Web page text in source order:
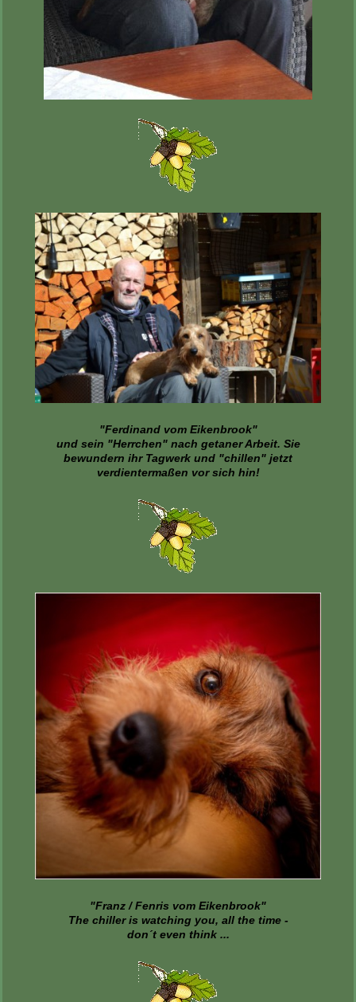
"Ferdinand vom Eikenbrook"
und sein "Herrchen" nach getaner Arbeit. Sie
bewundern ihr Tagwerk und "chillen" jetzt
verdientermaßen vor sich hin!
"Franz / Fenris vom Eikenbrook"
The chiller is watching you, all the time -
don´t even think ...